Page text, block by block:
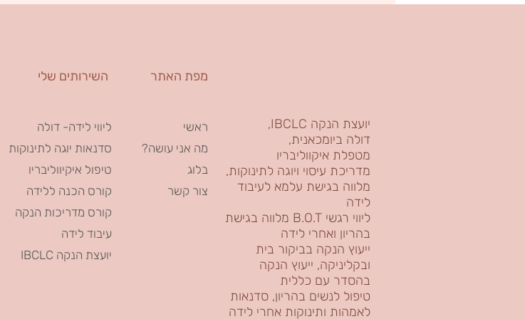
ליווי לידה- דולה
סדנאות יוגה לתינוקות
טיפול איקיווליבריו
קורס הכנה ללידה
קורס מדריכות הנקה
עיבוד לידה
IBCLC יועצת הנקה
ראשי
מה אני עושה?
בלוג
צור קשר
יועצת הנקה IBCLC,
דולה ביומכאנית,
מטפלת איקווליבריו
מדריכת עיסוי ויוגה לתינוקות,
מלווה בגישת עלמא לעיבוד
לידה
מלווה בגישת B.O.T ליווי רגשי
בהריון ואחרי לידה
ייעוץ הנקה בביקור בית
ובקליניקה, ייעוץ הנקה
בהסדר עם כללית
טיפול לנשים בהריון, סדנאות
לאמהות ותינוקות אחרי לידה
השירותים שלי מפת האתר